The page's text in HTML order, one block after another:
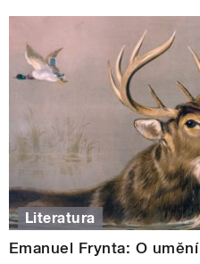
Literatura
Emanuel Frynta: O umění